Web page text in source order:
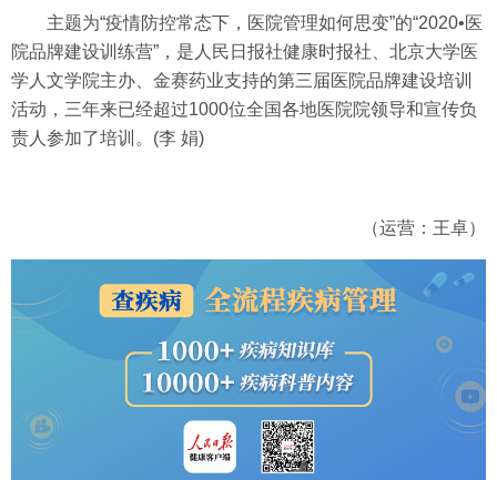
主题为“疫情防控常态下，医院管理如何思变”的“2020•医
院品牌建设训练营”，是人民日报社健康时报社、北京大学医
学人文学院主办、金赛药业支持的第三届医院品牌建设培训
活动，三年来已经超过1000位全国各地医院院领导和宣传负
责人参加了培训。(李 娟)
（运营：王卓）